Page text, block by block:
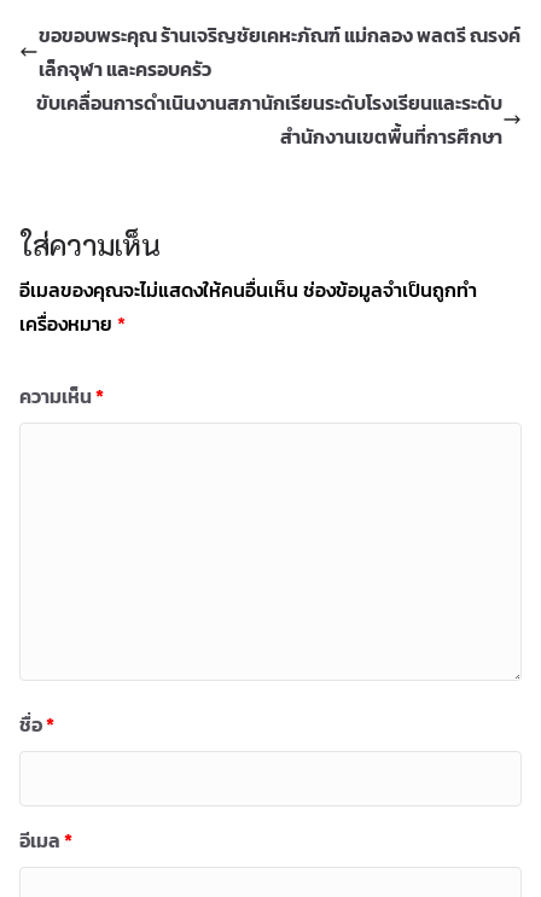
ขอขอบพระคุณ ร้านเจริญชัยเคหะภัณฑ์ แม่กลอง พลตรี ณรงค์
เล็กจุฬา และครอบครัว
ขับเคลื่อนการดำเนินงานสภานักเรียนระดับโรงเรียนและระดับ
สำนักงานเขตพื้นที่การศึกษา
ใส่ความเห็น
อีเมลของคุณจะไม่แสดงให้คนอื่นเห็น ช่องข้อมูลจำเป็นถูกทำ
เครื่องหมาย *
ความเห็น*
ชื่อ*
อีเมล*